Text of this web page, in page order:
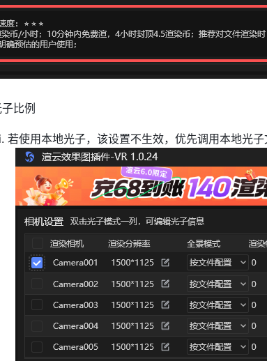
比例
若使用本地光子，该设置不生效，优先调用本地光